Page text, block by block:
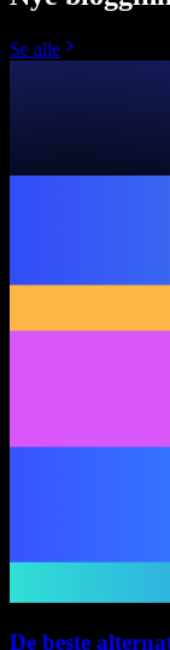
Se alle
De beste